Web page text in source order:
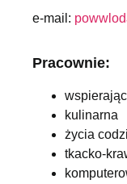
e-mail:
Pracownie:
kulinarna
życia
tkacko-